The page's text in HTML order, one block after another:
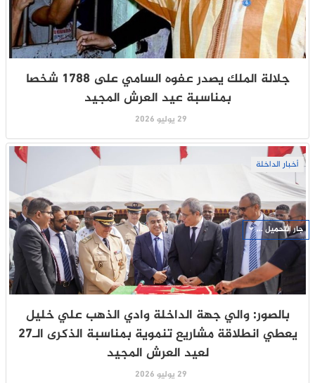
جلالة الملك يصدر عفوه السامي على 1788 شخصا
بمناسبة عيد العرش المجيد
29 يوليو 2026
أخبار الداخلة
بالصور: والي جهة الداخلة وادي الذهب علي خليل
يعطي انطلاقة مشاريع تنموية بمناسبة الذكرى الـ27
لعيد العرش المجيد
29 يوليو 2026
جار التحميل ...